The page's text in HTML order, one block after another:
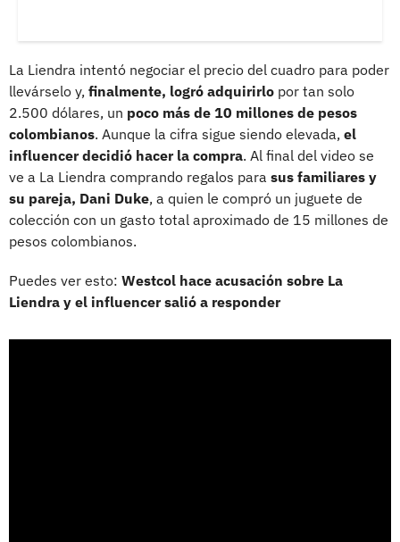
La Liendra intentó negociar el precio del cuadro para poder
llevárselo y, finalmente, logró adquirirlo por tan solo
2.500 dólares, un poco más de 10 millones de pesos
colombianos. Aunque la cifra sigue siendo elevada, el
influencer decidió hacer la compra. Al final del video se
ve a La Liendra comprando regalos para sus familiares y
su pareja, Dani Duke, a quien le compró un juguete de
colección con un gasto total aproximado de 15 millones de
pesos colombianos.
Puedes ver esto: Westcol hace acusación sobre La
Liendra y el influencer salió a responder